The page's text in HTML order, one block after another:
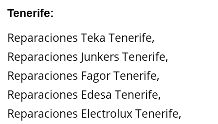
Tenerife:
Reparaciones Teka Tenerife,
Reparaciones Junkers Tenerife,
Reparaciones Fagor Tenerife,
Reparaciones Edesa Tenerife,
Reparaciones Electrolux Tenerife,